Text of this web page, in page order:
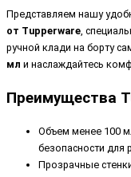
Представляем нашу
от Tupperware ,
ручной клади на борту
мл и наслаждайтесь
Преимущества
Объем менее 100
безопасности для
Прозрачные